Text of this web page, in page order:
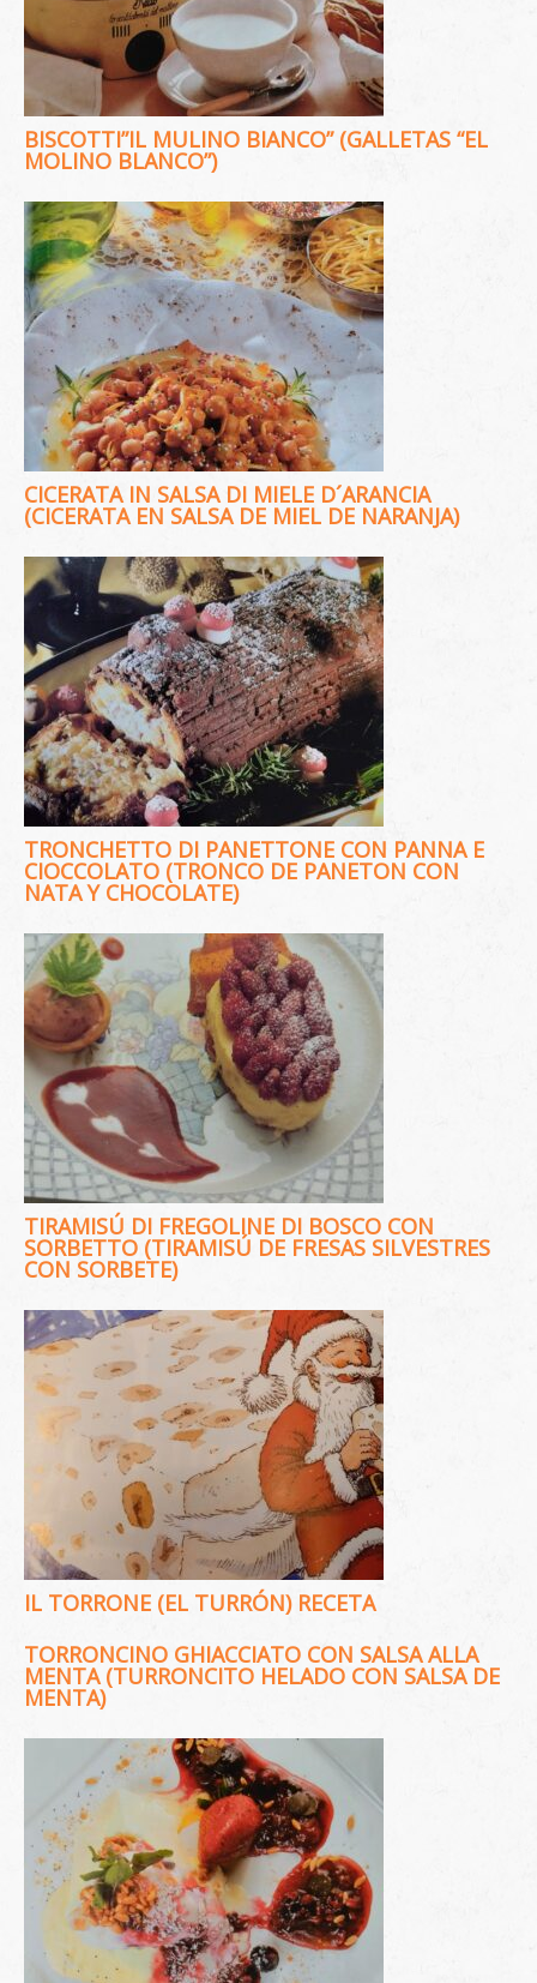
BISCOTTI”IL MULINO BIANCO” (GALLETAS “EL
MOLINO BLANCO”)
CICERATA IN SALSA DI MIELE D´ARANCIA
(CICERATA EN SALSA DE MIEL DE NARANJA)
TRONCHETTO DI PANETTONE CON PANNA E
CIOCCOLATO (TRONCO DE PANETON CON
NATA Y CHOCOLATE)
TIRAMISÚ DI FREGOLINE DI BOSCO CON
SORBETTO (TIRAMISÚ DE FRESAS SILVESTRES
CON SORBETE)
IL TORRONE (EL TURRÓN) RECETA
TORRONCINO GHIACCIATO CON SALSA ALLA
MENTA (TURRONCITO HELADO CON SALSA DE
MENTA)